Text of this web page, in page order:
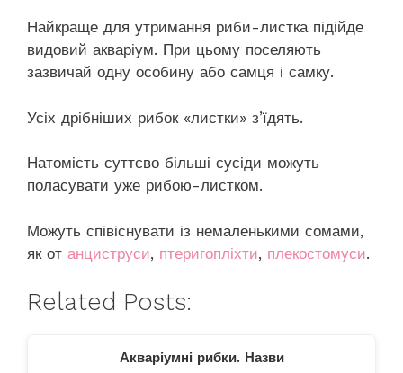
Найкраще для утримання риби-листка підійде
видовий акваріум. При цьому поселяють
зазвичай одну особину або самця і самку.
Усіх дрібніших рибок «листки» з’їдять.
Натомість суттєво більші сусіди можуть
поласувати уже рибою-листком.
Можуть співіснувати із немаленькими сомами,
як от анциструси, птеригопліхти, плекостомуси.
Related Posts:
Акваріумні рибки. Назви